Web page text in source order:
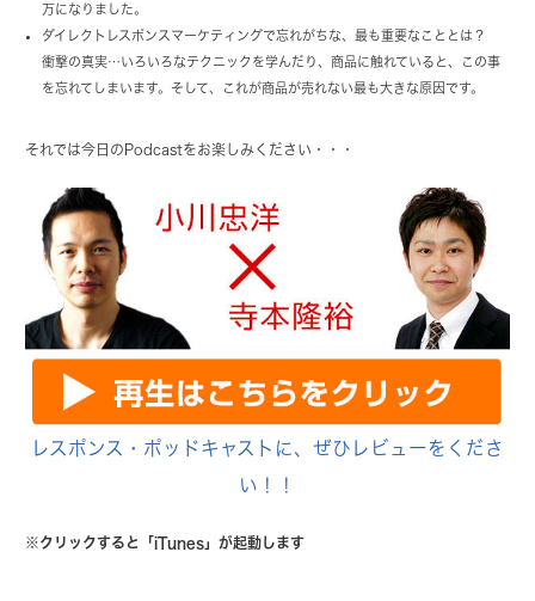
万になりました。
ダイレクトレスポンスマーケティングで忘れがちな、最も重要なこととは？
衝撃の真実…いろいろなテクニックを学んだり、商品に触れていると、この事
を忘れてしまいます。そして、これが商品が売れない最も大きな原因です。
それでは今日のPodcastをお楽しみください・・・
レスポンス・ポッドキャストに、ぜひレビューをくださ
い！！
※クリックすると「iTunes」が起動します